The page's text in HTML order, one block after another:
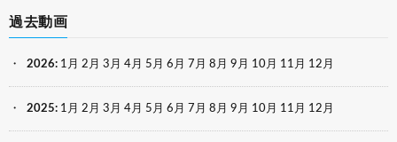
過去動画
2026: 1月 2月 3月 4月 5月 6月 7月 8月 9月 10月 11月 12月
2025: 1月 2月 3月 4月 5月 6月 7月 8月 9月 10月 11月 12月